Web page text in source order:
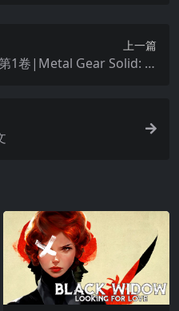
上一篇
1卷|Metal Gear Solid: M